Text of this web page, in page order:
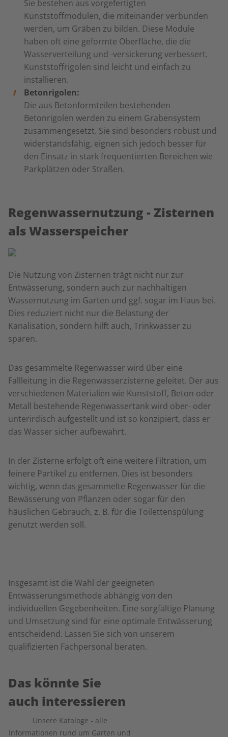
Sie bestehen aus vorgefertigten
Kunststoffmodulen, die miteinander verbunden
werden, um Gräben zu bilden. Diese Module
haben oft eine geformte Oberfläche, die die
Wasserverteilung und -versickerung verbessert.
Kunststoffrigolen sind leicht und einfach zu
installieren.
Betonrigolen:
Die aus Betonformteilen bestehenden
Betonrigolen werden zu einem Grabensystem
zusammengesetzt. Sie sind besonders robust und
widerstandsfähig, eignen sich jedoch besser für
den Einsatz in stark frequentierten Bereichen wie
Parkplätzen oder Straßen.
Regenwassernutzung - Zisternen
als Wasserspeicher
Die Nutzung von Zisternen trägt nicht nur zur
Entwässerung, sondern auch zur nachhaltigen
Wassernutzung im Garten und ggf. sogar im Haus bei.
Dies reduziert nicht nur die Belastung der
Kanalisation, sondern hilft auch, Trinkwasser zu
sparen.
Das gesammelte Regenwasser wird über eine
Fallleitung in die Regenwasserzisterne geleitet. Der aus
verschiedenen Materialien wie Kunststoff, Beton oder
Metall bestehende Regenwassertank wird ober- oder
unterirdisch aufgestellt und ist so konzipiert, dass er
das Wasser sicher aufbewahrt.
In der Zisterne erfolgt oft eine weitere Filtration, um
feinere Partikel zu entfernen. Dies ist besonders
wichtig, wenn das gesammelte Regenwasser für die
Bewässerung von Pflanzen oder sogar für den
häuslichen Gebrauch, z. B. für die Toilettenspülung
genutzt werden soll.
Insgesamt ist die Wahl der geeigneten
Entwässerungsmethode abhängig von den
individuellen Gegebenheiten. Eine sorgfältige Planung
und Umsetzung sind für eine optimale Entwässerung
entscheidend. Lassen Sie sich von unserem
qualifizierten Fachpersonal beraten.
Das könnte Sie
auch interessieren
Unsere Kataloge - alle
Informationen rund um Garten und